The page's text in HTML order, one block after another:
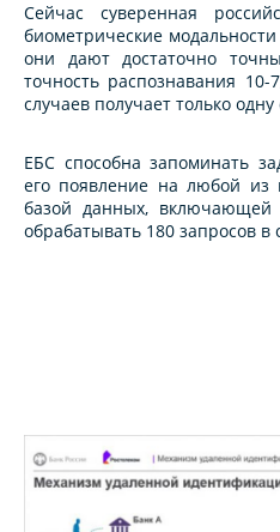
Сейчас суверенная
биометрические
они дают достаточно
точность распознавания
случаев получает только
ЕБС способна запоминать
его появление на любой из
базой данных,
обрабатывать 180 запросов в